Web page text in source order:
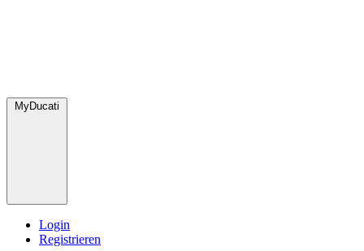
MyDucati
Login
Registrieren